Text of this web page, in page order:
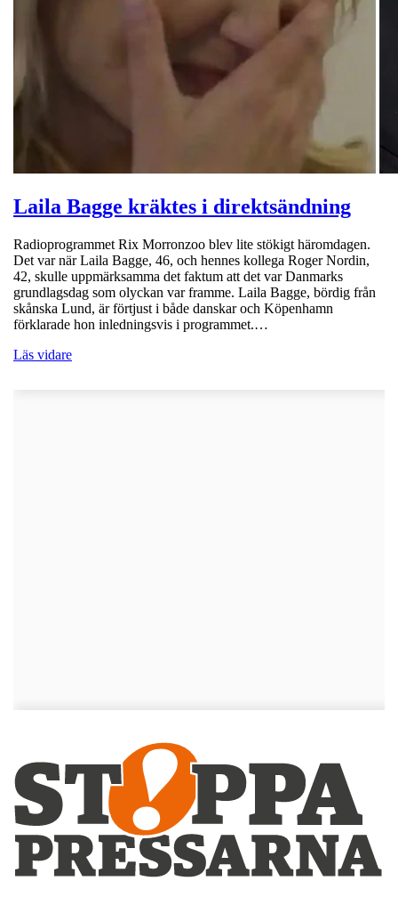
Laila Bagge kräktes i direktsändning
Radioprogrammet Rix Morronzoo blev lite stökigt häromdagen.
Det var när Laila Bagge, 46, och hennes kollega Roger Nordin,
42, skulle uppmärksamma det faktum att det var Danmarks
grundlagsdag som olyckan var framme. Laila Bagge, bördig från
skånska Lund, är förtjust i både danskar och Köpenhamn
förklarade hon inledningsvis i programmet.…
Läs vidare